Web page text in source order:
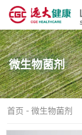
ABOUT US
微生物菌剂
首页 - 微生物菌剂